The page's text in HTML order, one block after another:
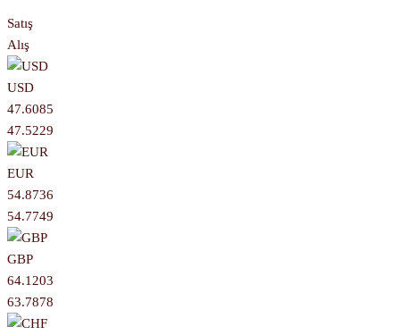
Satış
Alış
USD
47.6085
47.5229
EUR
54.8736
54.7749
GBP
64.1203
63.7878